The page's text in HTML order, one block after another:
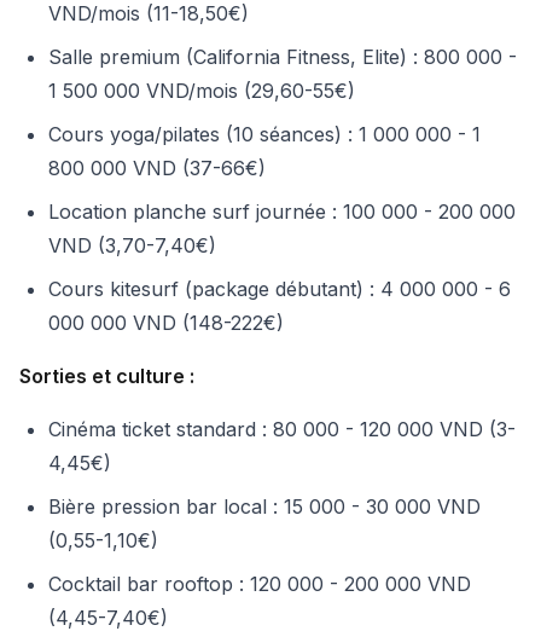
VND/mois (11-18,50€)
Salle premium (California Fitness, Elite) : 800 000 -
1 500 000 VND/mois (29,60-55€)
Cours yoga/pilates (10 séances) : 1 000 000 - 1
800 000 VND (37-66€)
Location planche surf journée : 100 000 - 200 000
VND (3,70-7,40€)
Cours kitesurf (package débutant) : 4 000 000 - 6
000 000 VND (148-222€)
Sorties et culture :
Cinéma ticket standard : 80 000 - 120 000 VND (3-
4,45€)
Bière pression bar local : 15 000 - 30 000 VND
(0,55-1,10€)
Cocktail bar rooftop : 120 000 - 200 000 VND
(4,45-7,40€)